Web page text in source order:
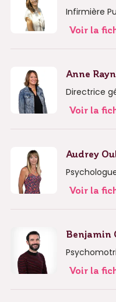
Infirmière
Voir la
Anne
Directrice
Voir la
Audrey
Voir la
Benjamin
Voir la